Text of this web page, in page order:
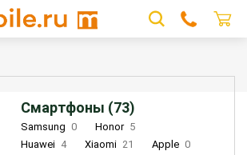
Смартфоны (73)
Samsung 0 Honor 5
Huawei 4 Xiaomi 21 Apple 0